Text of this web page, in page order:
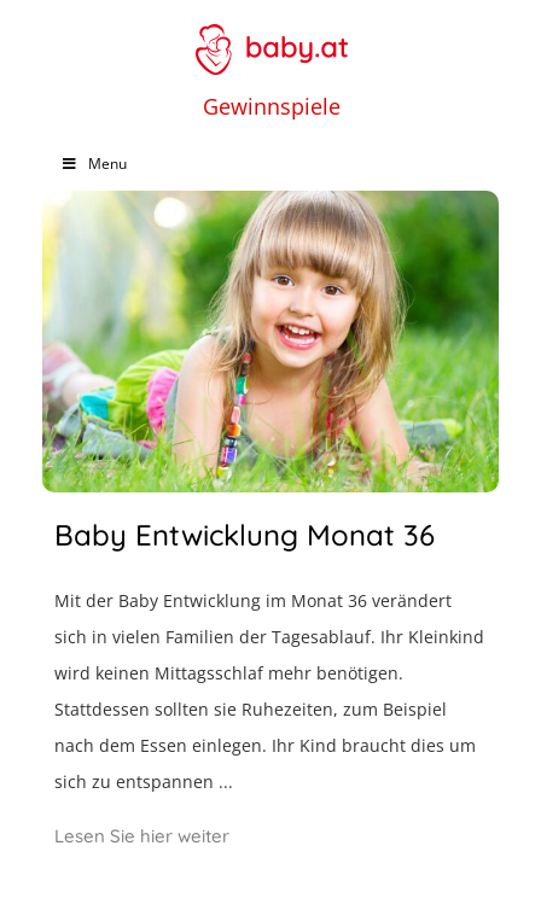
Gewinnspiele
Menu
Baby Entwicklung Monat 36
Mit der Baby Entwicklung im Monat 36 verändert
sich in vielen Familien der Tagesablauf. Ihr Kleinkind
wird keinen Mittagsschlaf mehr benötigen.
Stattdessen sollten sie Ruhezeiten, zum Beispiel
nach dem Essen einlegen. Ihr Kind braucht dies um
sich zu entspannen ...
Lesen Sie hier weiter